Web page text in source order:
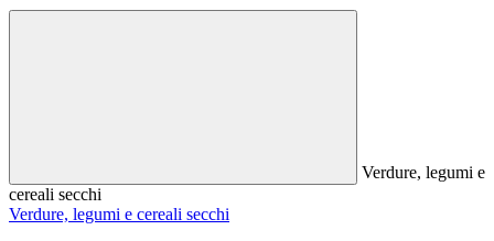
Verdure, legumi e
cereali secchi
Verdure, legumi e cereali secchi